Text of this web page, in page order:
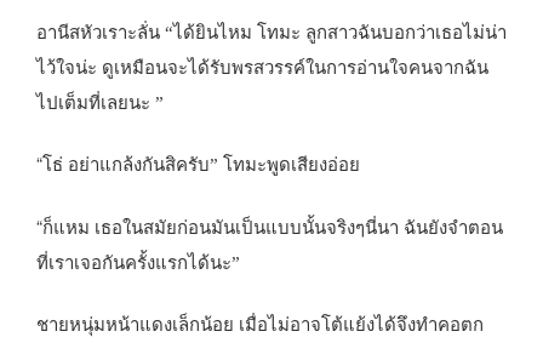
อานีสหัวเราะลั่น “ได้ยินไหม โทมะ ลูกสาวฉันบอกว่าเธอไม่น่า
ไว้ใจน่ะ ดูเหมือนจะได้รับพรสวรรค์ในการอ่านใจคนจากฉัน
ไปเต็มที่เลยนะ ”
“โธ่ อย่าแกล้งกันสิครับ” โทมะพูดเสียงอ่อย
“ก็แหม เธอในสมัยก่อนมันเป็นแบบนั้นจริงๆนี่นา ฉันยังจำตอน
ที่เราเจอกันครั้งแรกได้นะ”
ชายหนุ่มหน้าแดงเล็กน้อย เมื่อไม่อาจโต้แย้งได้จึงทำคอตก